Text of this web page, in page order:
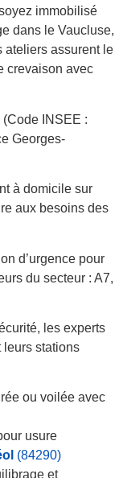
immobilisé
dans le Vaucluse,
ateliers assurent le
crevaison avec
INSEE :
Georges-
à domicile sur
aux besoins des
d’urgence pour
du secteur : A7,
les experts
leurs stations
ou voilée avec
usure
(84290)
et